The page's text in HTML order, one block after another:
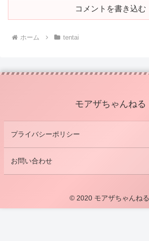
コメントを書き込む
ホーム tentai
モアザちゃんねる
プライバシーポリシー
お問い合わせ
© 2020 モアザちゃんねる.